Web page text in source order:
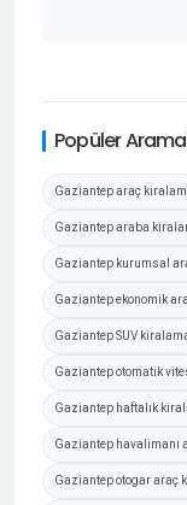
Popüler
Gaziantep araç
Gaziantep araba
Gaziantep kurumsal
Gaziantep ekonomik
Gaziantep SUV
Gaziantep otomatik
Gaziantep haftalık
Gaziantep havalimanı
Gaziantep otogar araç